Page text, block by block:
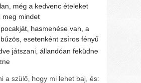
még a kedvenc ételeket
meg mindet
hasmenése van, a
esetenként zsíros fényű
játszani, állandóan feküdne
a szülő, hogy mi lehet baj, és: